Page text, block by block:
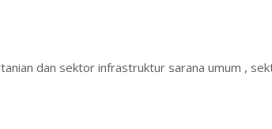
dan sektor infrastruktur sarana umum ,